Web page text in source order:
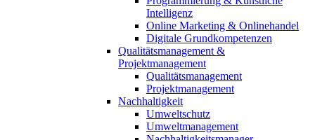
Intelligenz
Online Marketing & Onlinehandel
Digitale Grundkompetenzen
Qualitätsmanagement &
Projektmanagement
Qualitätsmanagement
Projektmanagement
Nachhaltigkeit
Umweltschutz
Umweltmanagement